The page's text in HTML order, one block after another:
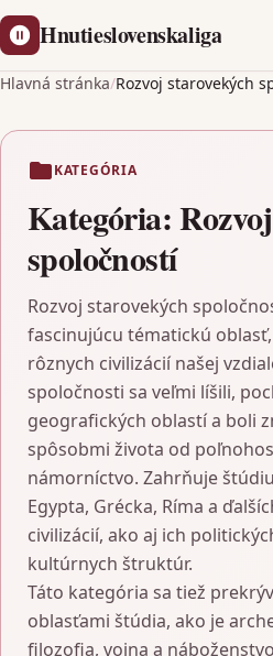
Hnutieslovenskaliga
Hlavná stránka/Rozvoj starovekých
KATEGÓRIA
Kategória:
spoločností
Rozvoj starovekých
fascinujúcu tématickú
rôznych civilizácií našej
spoločnosti sa veľmi líšili,
geografických oblastí a boli
spôsobmi života od
námorníctvo. Zahrňuje
Egypta, Grécka, Ríma a
civilizácií, ako aj ich
kultúrnych štruktúr.
Táto kategória sa tiež
oblasťami štúdia, ako je
filozofia, vojna a